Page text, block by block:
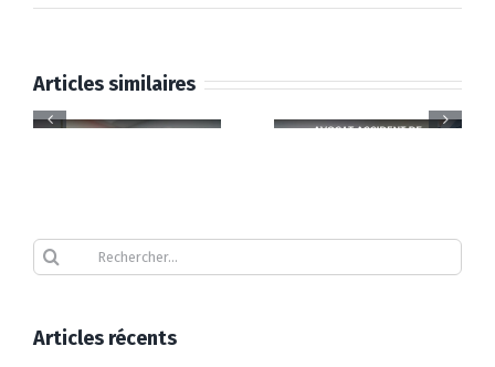
Articles similaires
Avocat
route à
Marseille
Indemnisation
coup
:
complet
PGPF
de
Gains
Accident
dans
Rechercher
Articles récents